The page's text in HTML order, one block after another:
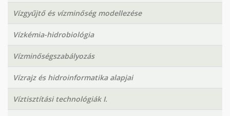
Vízgyűjtő és vízminőség modellezése
Vízkémia-hidrobiológia
Vízminőségszabályozás
Vízrajz és hidroinformatika alapjai
Víztisztítási technológiák I.